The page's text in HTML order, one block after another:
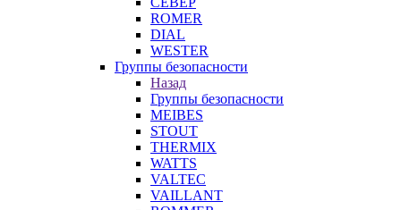
ROMER
DIAL
WESTER
Группы безопасности
Назад
Группы безопасности
MEIBES
STOUT
THERMIX
WATTS
VALTEC
VAILLANT